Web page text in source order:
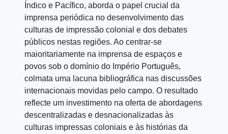
Índico e Pacífico, aborda o papel crucial da
imprensa periódica no desenvolvimento das
culturas de impressão colonial e dos debates
públicos nestas regiões. Ao centrar-se
maioritariamente na imprensa de espaços e
povos sob o domínio do Império Português,
colmata uma lacuna bibliográfica nas discussões
internacionais movidas pelo campo. O resultado
reflecte um investimento na oferta de abordagens
descentralizadas e desnacionalizadas às
culturas impressas coloniais e às histórias da